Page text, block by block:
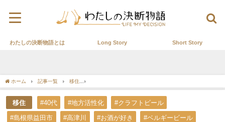
わたしの決断物語とは Long Story Short Story
ホーム 記事一覧 移住
移住 #40代 #地方活性化 #クラフトビール
#島根県益田市 #高津川 #お酒が好き #ベルギービール